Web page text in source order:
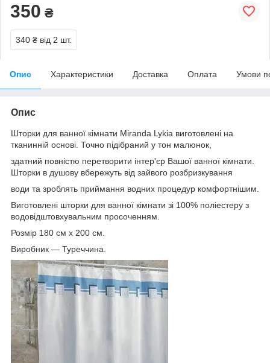
350 ₴
340 ₴ від 2 шт.
Опис Характеристики Доставка Оплата Умови
Опис
Шторки для ванної кімнати Miranda Lykia виготовлені на
тканинній основі. Точно підібраний у тон малюнок,
здатний повністю перетворити інтер'єр Вашої ванної кімнати.
Шторки в душову вбережуть від зайвого розбризкування
води та зроблять приймання водних процедур комфортнішим.
Виготовлені шторки для ванної кімнати зі 100% поліестеру з
водовідштовхувальним просоченням.
Розмір 180 см х 200 см.
Виробник — Туреччина.